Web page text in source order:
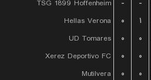
TSG 1899 Hoffenheim
- -
Hellas Verona
۰ ۱
UD Tomares
۰ ۰
Xerez Deportivo FC
۰ ۰
Mutilvera
۰ ۰